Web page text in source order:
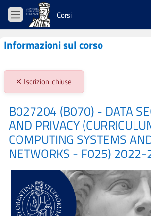
Vai al contenuto principale
Pannello laterale
Corsi
Informazioni sul corso
Stato iscrizioni:
Iscrizioni chiuse
B027204 (B070) - DATA
AND PRIVACY
COMPUTING SYSTEMS
NETWORKS - F025)